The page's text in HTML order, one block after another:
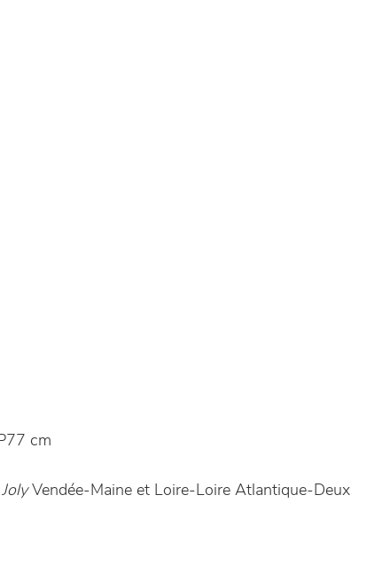
cm
Vendée-Maine et Loire-Loire Atlantique-Deux